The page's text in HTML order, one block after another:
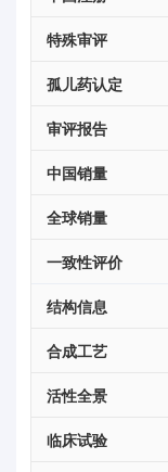
特殊审评
孤儿药认定
审评报告
中国销量
全球销量
一致性评价
结构信息
合成工艺
活性全景
临床试验